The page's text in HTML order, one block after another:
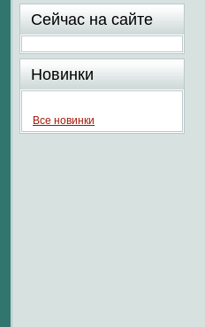
Сейчас на сайте
Новинки
Все новинки